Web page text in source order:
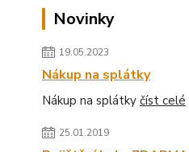
Novinky
19.05.2023
Nákup na splátky
Nákup na splátky číst celé
25.01.2019